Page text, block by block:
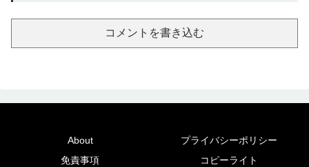
コメントを書き込む
About
プライバシーポリシー
免責事項
コピーライト